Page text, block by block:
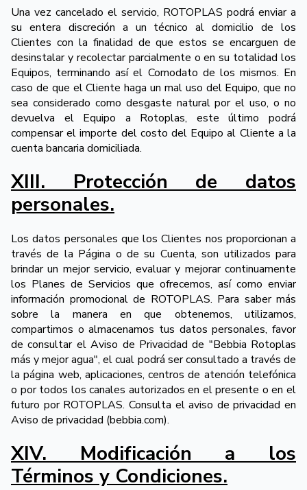
Una vez cancelado el servicio, ROTOPLAS podrá enviar a
su entera discreción a un técnico al domicilio de los
Clientes con la finalidad de que estos se encarguen de
desinstalar y recolectar parcialmente o en su totalidad los
Equipos, terminando así el Comodato de los mismos. En
caso de que el Cliente haga un mal uso del Equipo, que no
sea considerado como desgaste natural por el uso, o no
devuelva el Equipo a Rotoplas, este último podrá
compensar el importe del costo del Equipo al Cliente a la
cuenta bancaria domiciliada.
XIII. Protección de datos
personales.
Los datos personales que los Clientes nos proporcionan a
través de la Página o de su Cuenta, son utilizados para
brindar un mejor servicio, evaluar y mejorar continuamente
los Planes de Servicios que ofrecemos, así como enviar
información promocional de ROTOPLAS. Para saber más
sobre la manera en que obtenemos, utilizamos,
compartimos o almacenamos tus datos personales, favor
de consultar el Aviso de Privacidad de "Bebbia Rotoplas
más y mejor agua", el cual podrá ser consultado a través de
la página web, aplicaciones, centros de atención telefónica
o por todos los canales autorizados en el presente o en el
futuro por ROTOPLAS. Consulta el aviso de privacidad en
Aviso de privacidad (bebbia.com).
XIV. Modificación a los
Términos y Condiciones.